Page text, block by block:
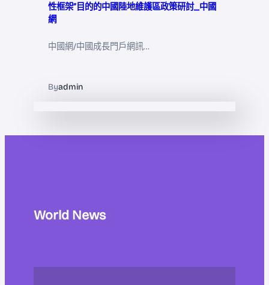
性框架”目的的中國陸地維護區政策研討_中國
網
中國網/中國成長門戶網訊…
Byadmin
World News